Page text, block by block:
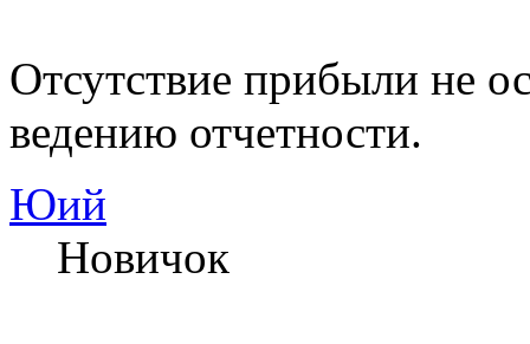
Отсутствие прибыли не
ведению отчетности.
Юий
Новичок